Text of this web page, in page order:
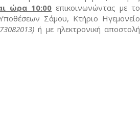
ώρα 10:00 επικοινωνώντας με το
Σάμου, Κτήριο Ηγεμονείο
ή με ηλεκτρονική αποστολή
mail)